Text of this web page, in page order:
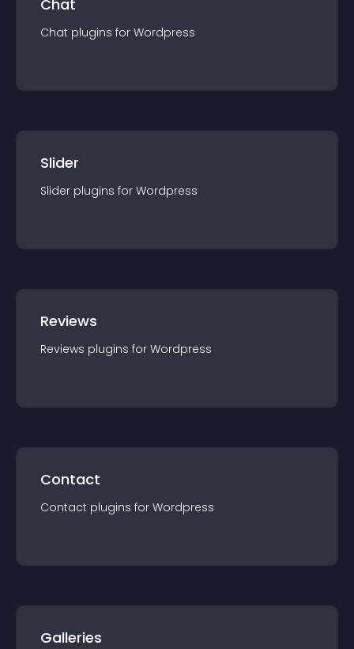
Chat
Chat plugins for Wordpress
Slider
Slider plugins for Wordpress
Reviews
Reviews plugins for Wordpress
Contact
Contact plugins for Wordpress
Galleries